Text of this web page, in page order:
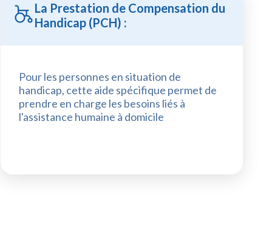
La Prestation de Compensation du
Handicap (PCH) :
Pour les personnes en situation de
handicap, cette aide spécifique permet de
prendre en charge les besoins liés à
l'assistance humaine à domicile